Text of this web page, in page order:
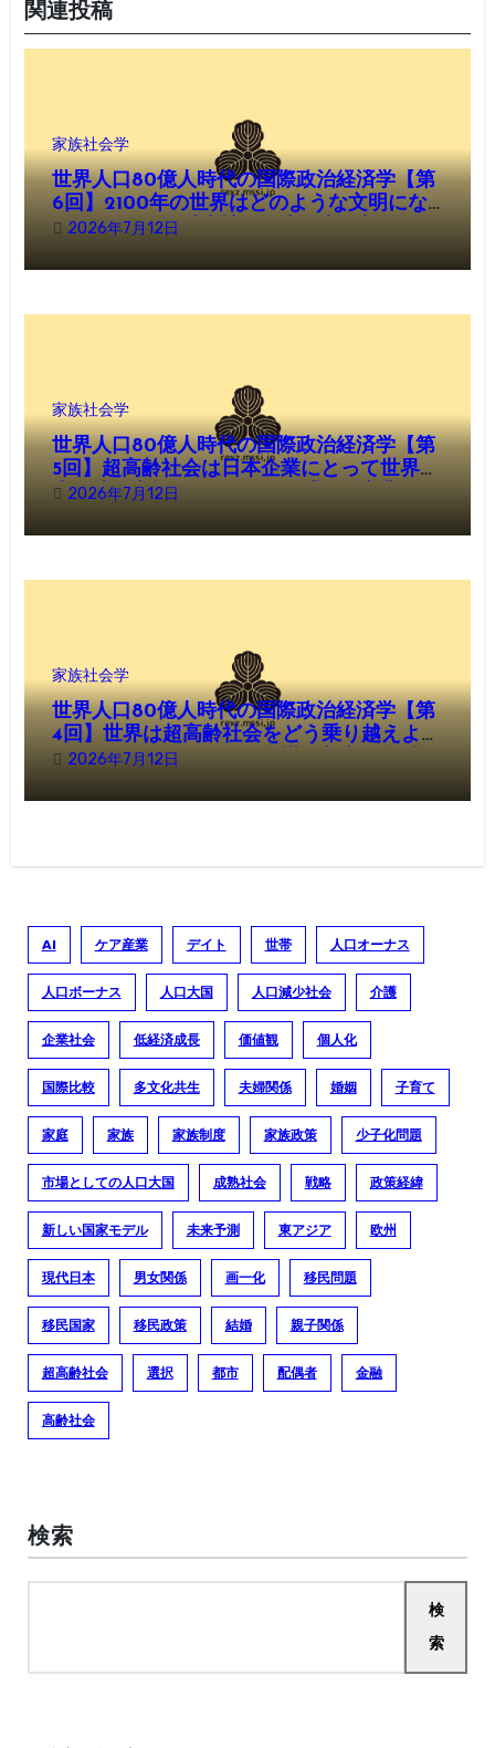
ー
ョ
ン
関連投稿
家族社会学
世界人口80億人時代の国際政治経済学【第
6回】2100年の世界はどのような文明にな
るのか──人口減少社会が生み出す新しい国
2026年7月12日
家族社会学
世界人口80億人時代の国際政治経済学【第
5回】超高齢社会は日本企業にとって世界最
大の成長市場となるのか──「ケア産業」が
2026年7月12日
家族社会学
世界人口80億人時代の国際政治経済学【第
4回】世界は超高齢社会をどう乗り越えよう
としているのか──AI、介護、都市、金融が
2026年7月12日
AI ケア産業 デイト 世帯 人口オーナス
人口ボーナス 人口大国 人口減少社会 介護
企業社会 低経済成長 価値観 個人化
国際比較 多文化共生 夫婦関係 婚姻 子育て
家庭 家族 家族制度 家族政策 少子化問題
市場としての人口大国 成熟社会 戦略 政策経緯
新しい国家モデル 未来予測 東アジア 欧州
現代日本 男女関係 画一化 移民問題
移民国家 移民政策 結婚 親子関係
超高齢社会 選択 都市 配偶者 金融
高齢社会
検索
検
索